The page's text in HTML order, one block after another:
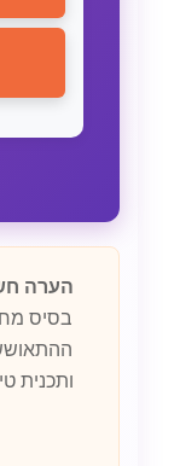
הערה
בסיס
ותכנית